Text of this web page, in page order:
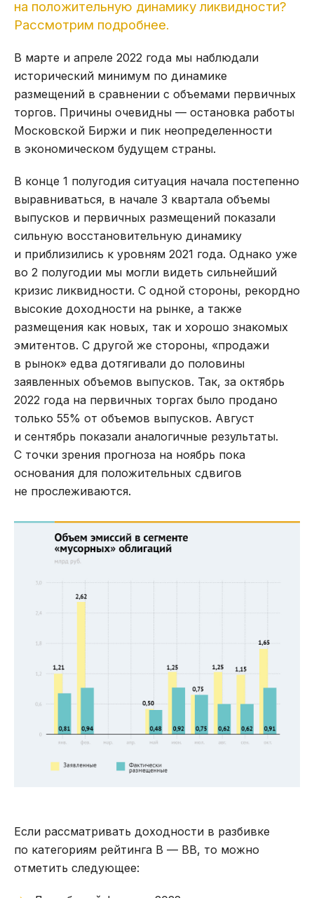
на положительную динамику ликвидности?
Рассмотрим подробнее.
В марте и апреле 2022 года мы наблюдали
исторический минимум по динамике
размещений в сравнении с объемами первичных
торгов. Причины очевидны — остановка работы
Московской Биржи и пик неопределенности
в экономическом будущем страны.
В конце 1 полугодия ситуация начала постепенно
выравниваться, в начале 3 квартала объемы
выпусков и первичных размещений показали
сильную восстановительную динамику
и приблизились к уровням 2021 года. Однако уже
во 2 полугодии мы могли видеть сильнейший
кризис ликвидности. С одной стороны, рекордно
высокие доходности на рынке, а также
размещения как новых, так и хорошо знакомых
эмитентов. С другой же стороны, «продажи
в рынок» едва дотягивали до половины
заявленных объемов выпусков. Так, за октябрь
2022 года на первичных торгах было продано
только 55% от объемов выпусков. Август
и сентябрь показали аналогичные результаты.
С точки зрения прогноза на ноябрь пока
основания для положительных сдвигов
не прослеживаются.
Если рассматривать доходности в разбивке
по категориям рейтинга В — ВВ, то можно
отметить следующее: